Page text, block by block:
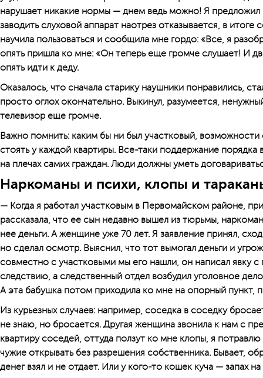
нарушает никакие нормы — днем ведь можно! Я предложил
заводить слуховой аппарат наотрез отказывается, в итоге
научила пользоваться и сообщила мне гордо: «Все, я
опять пришла ко мне: «Он теперь еще громче слушает! И
опять идти к деду.
Оказалось, что сначала старику наушники понравились,
просто оглох окончательно. Выкинул, разумеется,
телевизор еще громче.
Важно помнить: каким бы ни был участковый,
стоять у каждой квартиры. Все-таки поддержание
на плечах самих граждан. Люди должны уметь
Наркоманы и психи, клопы и
— Когда я работал участковым в Первомайском районе,
рассказала, что ее сын недавно вышел из тюрьмы,
нее деньги. А женщине уже 70 лет. Я заявление принял,
но сделал осмотр. Выяснил, что тот вымогал деньги и
совместно с участковыми мы его нашли, он написал явку с
следствию, а следственный отдел возбудил уголовное
А эта бабушка потом приходила ко мне на опорный пункт,
Из курьезных случаев: например, соседка в соседку
не знаю, но бросается. Другая женщина звонила к нам с
квартиру соседей, оттуда ползут ко мне клопы, я
чужие открывать без разрешения собственника. Бывает,
денег взял и не отдает. Или у кого-то кошек куча — запах